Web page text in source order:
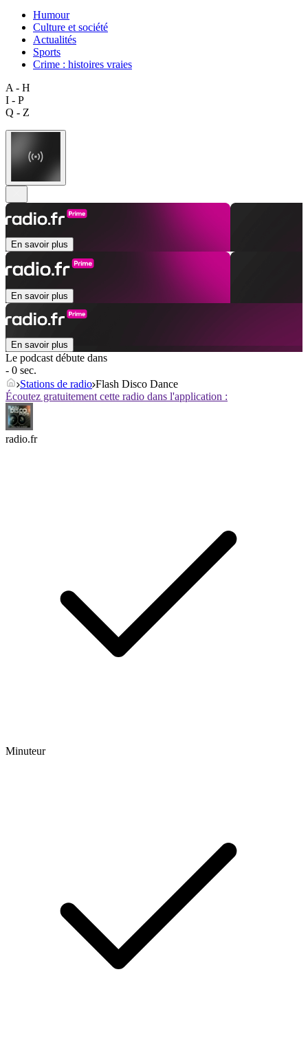
Humour
Culture et société
Actualités
Sports
Crime : histoires vraies
A - H
I - P
Q - Z
En savoir plus
En savoir plus
En savoir plus
Le podcast débute dans
- 0 sec.
Stations de radio Flash Disco Dance
Écoutez gratuitement cette radio dans l'application :
radio.fr
Minuteur